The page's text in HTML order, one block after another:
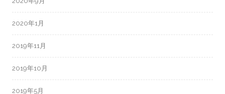
2020年1月
2019年11月
2019年10月
2019年5月